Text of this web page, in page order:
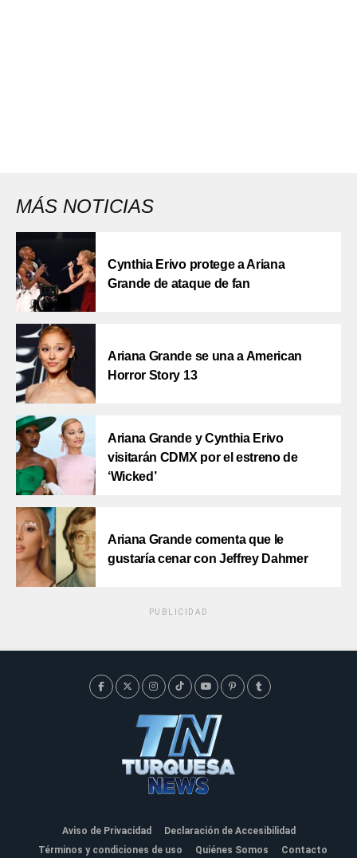
MÁS NOTICIAS
Cynthia Erivo protege a Ariana
Grande de ataque de fan
Ariana Grande se una a American
Horror Story 13
Ariana Grande y Cynthia Erivo
visitarán CDMX por el estreno de
‘Wicked’
Ariana Grande comenta que le
gustaría cenar con Jeffrey Dahmer
PUBLICIDAD
Aviso de Privacidad
Declaración de Accesibilidad
Términos y condiciones de uso
Quiénes Somos Contacto